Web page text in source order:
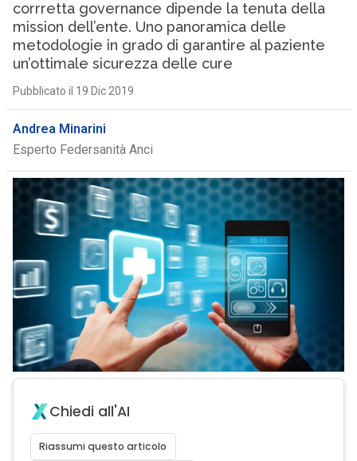
corrretta governance dipende la tenuta della
mission dell’ente. Uno panoramica delle
metodologie in grado di garantire al paziente
un’ottimale sicurezza delle cure
Pubblicato il 19 Dic 2019
Andrea Minarini
Esperto Federsanità Anci
Chiedi all'AI
Riassumi questo articolo